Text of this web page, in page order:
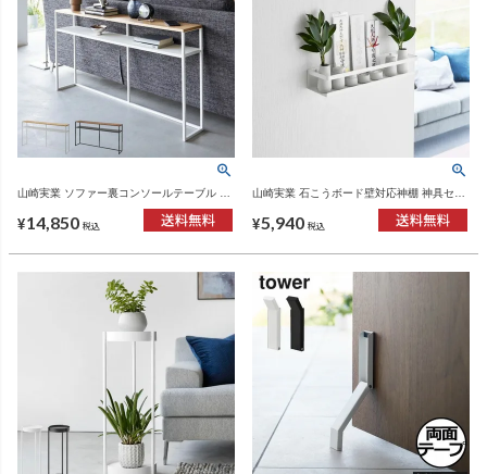
山崎実業 ソファー裏コンソールテーブル タ
ワー 棚付き tower | インテリア雑貨・タワー
シリーズ
¥14,850 税込
山崎実業 石こうボード壁対応神棚 神具セッ
ト タワー tower | インテリア雑貨・タワーシ
リーズ
¥5,940 税込